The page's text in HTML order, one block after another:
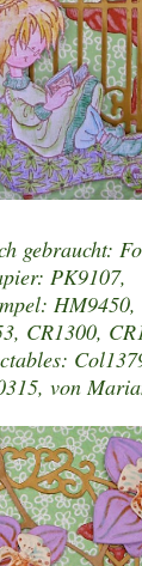
gebraucht:
PK9107,
HM9450,
CR1300,
von